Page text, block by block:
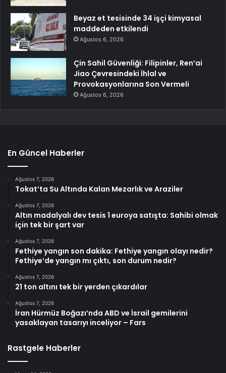
Beyaz et tesisinde 34 işçi kimyasal
maddeden etkilendi
Ağustos 6, 2026
Çin Sahil Güvenliği: Filipinler, Ren’ai
Jiao Çevresindeki İhlal ve
Provokasyonlarına Son Vermeli
Ağustos 6, 2026
En Güncel Haberler
Ağustos 7, 2026
Tokat’ta Su Altında Kalan Mezarlık ve Araziler
Ağustos 7, 2026
Altın madalyalı dev tesis 1 euroya satışta: Sahibi olmak
için tek bir şart var
Ağustos 7, 2026
Fethiye yangın son dakika: Fethiye yangın olayı nedir?
Fethiye’de yangın mı çıktı, son durum nedir?
Ağustos 7, 2026
21 ton altını tek bir yerden çıkardılar
Ağustos 7, 2026
İran Hürmüz Boğazı’nda ABD ve İsrail gemilerini
yasaklayan tasarıyı inceliyor – Fars
Rastgele Haberler